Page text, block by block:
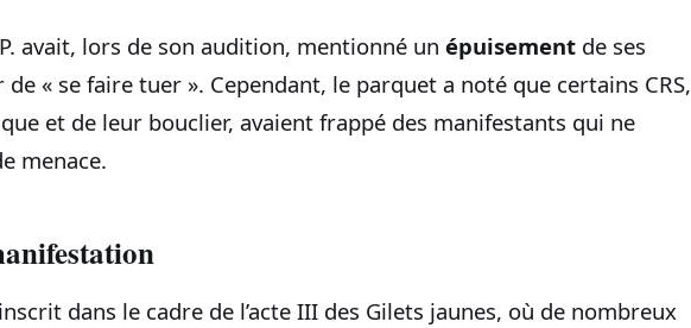
avait, lors de son audition, mentionné un épuisement de ses
« se faire tuer ». Cependant, le parquet a noté que certains CRS,
et de leur bouclier, avaient frappé des manifestants qui ne
menace.
dans le cadre de l’acte III des Gilets jaunes, où de nombreux